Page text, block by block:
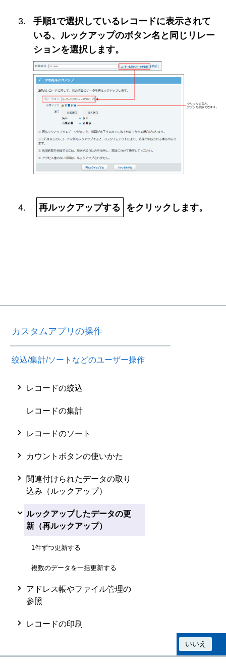
手順1で選択しているレコードに表示されて
いる、ルックアップのボタン名と同じリレー
ションを選択します。
再ルックアップする をクリックします。
カスタムアプリの操作
絞込/集計/ソートなどのユーザー操作
レコードの絞込
レコードの集計
レコードのソート
カウントボタンの使いかた
関連付けられたデータの取り
込み（ルックアップ）
ルックアップしたデータの更
新（再ルックアップ）
1件ずつ更新する
複数のデータを一括更新する
アドレス帳やファイル管理の
参照
レコードの印刷
いいえ